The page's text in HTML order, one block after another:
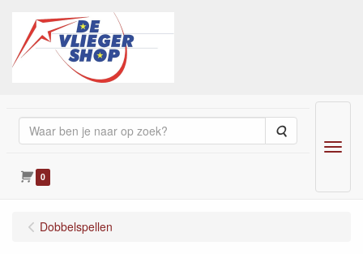
Zoeken
0
Menu
Dobbelspellen